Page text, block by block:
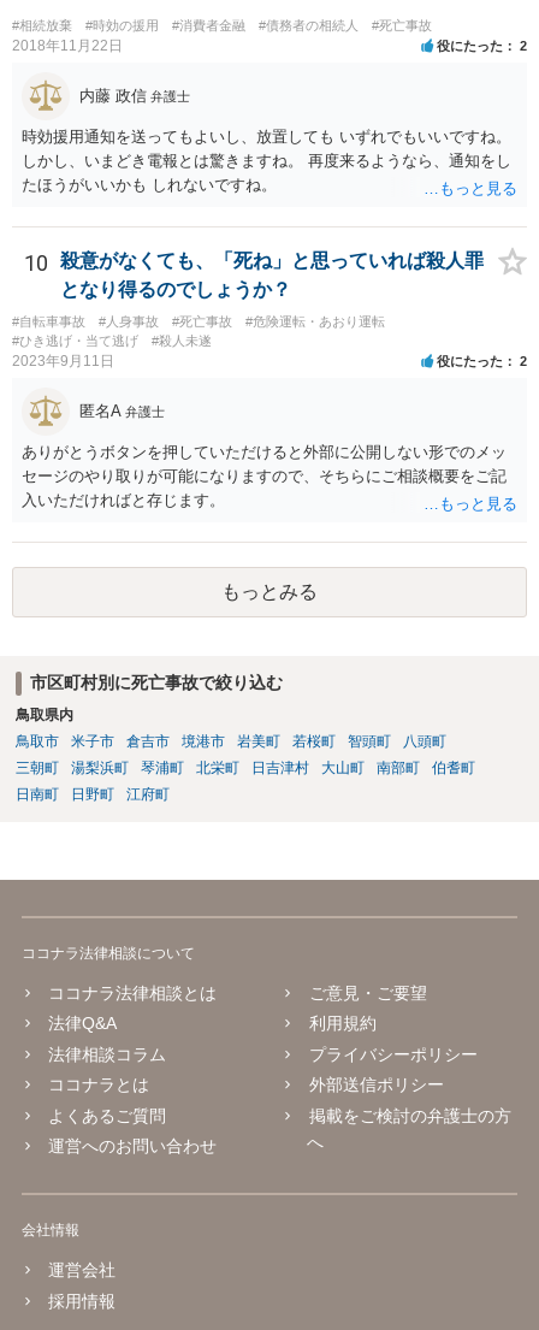
#相続放棄 #時効の援用 #消費者金融 #債務者の相続人 #死亡事故
2018年11月22日 役にたった 2
内藤 政信 弁護士
時効援用通知を送ってもよいし、放置しても いずれでもいいですね。
しかし、いまどき電報とは驚きますね。 再度来るようなら、通知をし
たほうがいいかも しれないですね。
10
殺意がなくても、「死ね」と思っていれば殺人罪
となり得るのでしょうか？
#自転車事故 #人身事故 #死亡事故
#危険運転・あおり運転
#ひき逃げ・当て逃げ
#殺人未遂
2023年9月11日 役にたった 2
匿名A 弁護士
ありがとうボタンを押していただけると外部に公開しない形でのメッ
セージのやり取りが可能になりますので、そちらにご相談概要をご記
入いただければと存じます。
もっとみる
市区町村別に死亡事故で絞り込む
鳥取県内
鳥取市
米子市 倉吉市 境港市 岩美町 若桜町 智頭町
八頭町
三朝町
湯梨浜町 琴浦町 北栄町 日吉津村 大山町 南部町
伯耆町
日南町
日野町 江府町
ココナラ法律相談について
ココナラ法律相談とは
法律Q&A
法律相談コラム
ココナラとは
よくあるご質問
運営へのお問い合わせ
ご意見・ご要望
利用規約
プライバシーポリシー
外部送信ポリシー
掲載をご検討の弁護士の方
へ
会社情報
運営会社
採用情報